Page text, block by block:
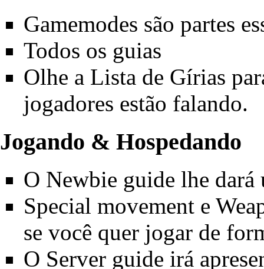
Gamemodes são partes
Todos os guias
Olhe a Lista de Gírias
jogadores estão falando.
Jogando & Hospedando
O Newbie guide lhe dará
Special movement e
se você quer jogar de
O Server guide irá